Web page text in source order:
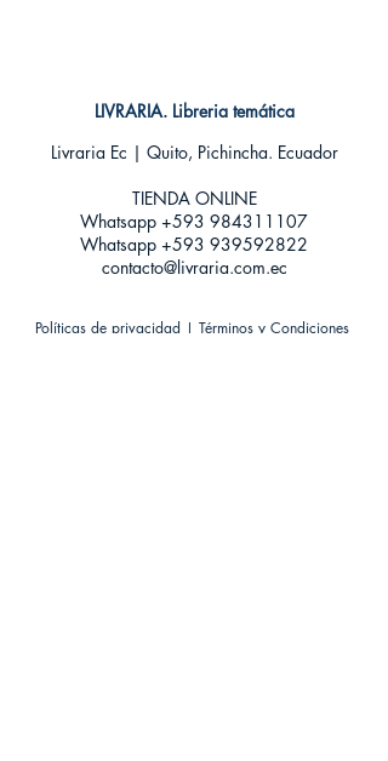
LIVRARIA. Libreria temática
Livraria Ec | Quito, Pichincha. Ecuador
TIENDA ONLINE​
Whatsapp +593 984311107
Whatsapp +593 939592822
contacto@livraria.com.ec
Políticas de privacidad | Términos y Condiciones